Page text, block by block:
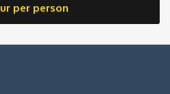
per person